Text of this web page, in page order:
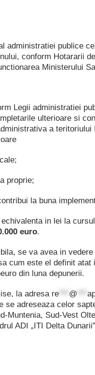
administratiei publice
conform Hotararii
Ministerului
Legii administratiei
ulterioare si
a teritoriului
proprie;
la buna
in lei la
euro.
se va avea in
cum este el definit
din luna depunerii.
la adresa re *** @ ***
se adreseaza celor
Muntenia, Sud-Vest
ADI „ITI Delta